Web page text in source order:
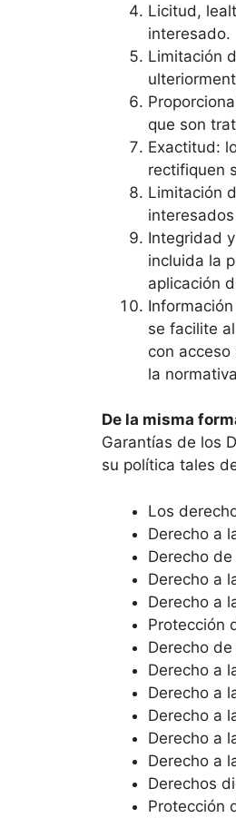
Licitud,
interesado.
Limitación
que son
Exactitud:
rectifiquen
Limitación
Integridad
incluida la
aplicación
se facilite
con
la
De la misma
Garantías de los
su política tales
Los
Derecho a
Derecho
Derecho a
Derecho a
Protección
Derecho
Derecho a
Derecho a
Derecho a
Derecho a
Derecho a
Derechos
Protección